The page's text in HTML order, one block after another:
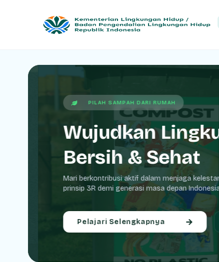
PILAH SAMPAH DARI RUMAH
Wujudkan
Bersih & Sehat
Mari berkontribusi aktif dalam menjaga
prinsip 3R demi generasi masa depan Indonesia.
Pelajari Selengkapnya